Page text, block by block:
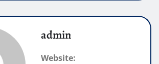
admin
Website: